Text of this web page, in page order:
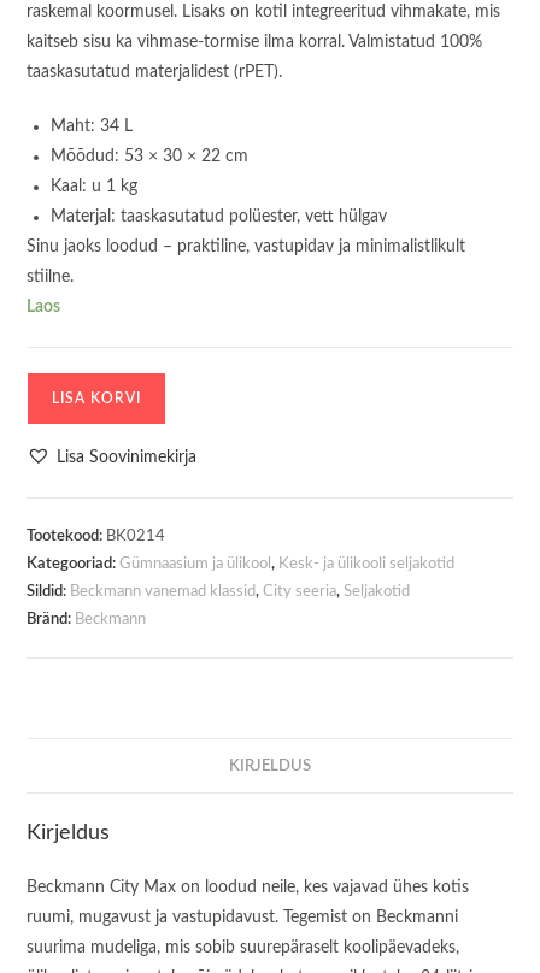
raskemal koormusel. Lisaks on kotil integreeritud vihmakate, mis
kaitseb sisu ka vihmase-tormise ilma korral. Valmistatud 100%
taaskasutatud materjalidest (rPET).
Maht: 34 L
Mõõdud: 53 × 30 × 22 cm
Kaal: u 1 kg
Materjal: taaskasutatud polüester, vett hülgav
Sinu jaoks loodud – praktiline, vastupidav ja minimalistlikult
stiilne.
Laos
City
34
liitrit
kogus
LISA KORVI
Lisa Soovinimekirja
Tootekood: BK0214
Kategooriad:Gümnaasium ja ülikool, Kesk- ja ülikooli seljakotid
Sildid: Beckmann vanemad klassid,City seeria,Seljakotid
Bränd: Beckmann
KIRJELDUS
Kirjeldus
Beckmann City Max on loodud neile, kes vajavad ühes kotis
ruumi, mugavust ja vastupidavust. Tegemist on Beckmanni
suurima mudeliga, mis sobib suurepäraselt koolipäevadeks,